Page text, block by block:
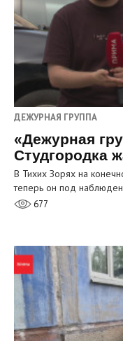
ДЕЖУРНАЯ ГРУППА
«Дежурная
Студгородка
В Тихих Зорях на
теперь он под
677